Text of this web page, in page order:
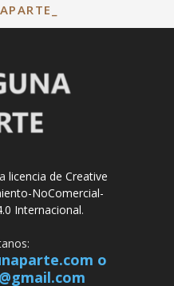
licencia de Creative
NoComercial-
Internacional.
o